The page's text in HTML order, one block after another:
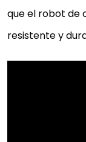
que el robot de
resistente y